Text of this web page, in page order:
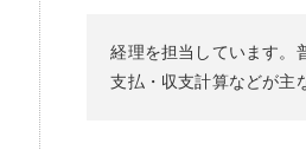
経理を担当しています。
支払・収支計算などが主